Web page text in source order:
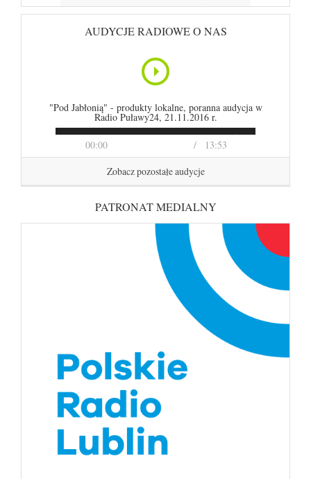
AUDYCJE RADIOWE O NAS
00:00 13:53
"Pod Jabłonią" - produkty lokalne, poranna audycja w
Radio Puławy24, 21.11.2016 r.
Zobacz pozostałe audycje
PATRONAT MEDIALNY